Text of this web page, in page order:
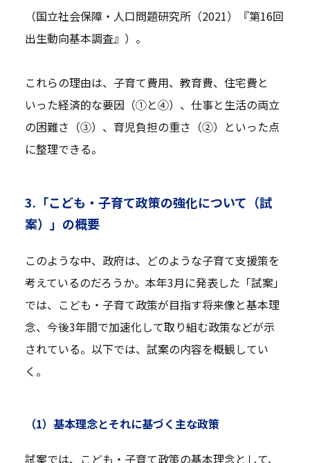
（国立社会保障・人口問題研究所（2021）『第16回
出生動向基本調査』）。
これらの理由は、子育て費用、教育費、住宅費と
いった経済的な要因（①と④）、仕事と生活の両立
の困難さ（③）、育児負担の重さ（②）といった点
に整理できる。
3.「こども・子育て政策の強化について（試
案）」の概要
このような中、政府は、どのような子育て支援策を
考えているのだろうか。本年3月に発表した「試案」
では、こども・子育て政策が目指す将来像と基本理
念、今後3年間で加速化して取り組む政策などが示
されている。以下では、試案の内容を概観してい
く。
（1）基本理念とそれに基づく主な政策
試案では、こども・子育て政策の基本理念として、